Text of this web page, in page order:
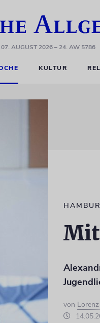
07. AUGUST 2026– 24. AW 5786
KULTUR
von